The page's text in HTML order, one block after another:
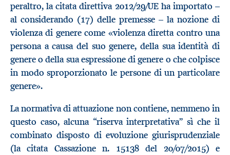
peraltro, la citata direttiva 2012/29/UE ha importato –
al considerando (17) delle premesse – la nozione di
violenza di genere come «violenza diretta contro una
persona a causa del suo genere, della sua identità di
genere o della sua espressione di genere o che colpisce
in modo sproporzionato le persone di un particolare
genere».
La normativa di attuazione non contiene, nemmeno in
questo caso, alcuna “riserva interpretativa” sì che il
combinato disposto di evoluzione giurisprudenziale
(la citata Cassazione n. 15138 del 20/07/2015) e